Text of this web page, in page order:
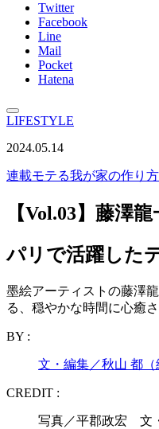
Twitter
Facebook
Line
Mail
Pocket
Hatena
LIFESTYLE
2024.05.14
連載モテる我が家の作り方
【Vol.03】藤澤
パリで活躍した
墨絵アーティストの藤澤
る、穏やかな時間に心癒
BY :
文・編集／秋山 都（
CREDIT :
写真／平郡政宏 文